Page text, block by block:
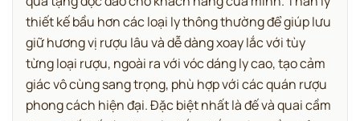
thiết kế bầu hơn các loại ly thông thường để giúp lưu
giữ hương vị rượu lâu và dễ dàng xoay lắc với tùy
từng loại rượu, ngoài ra với vóc dáng ly cao, tạo cảm
giác vô cùng sang trọng, phù hợp với các quán rượu
phong cách hiện đại. Đặc biệt nhất là đế và quai cầm